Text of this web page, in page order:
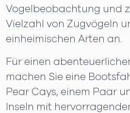
Vogelbeobachtung und
Vielzahl von Zugvögeln
einheimischen Arten an.
Für einen
machen Sie eine
Pear Cays, einem Paar
Inseln mit